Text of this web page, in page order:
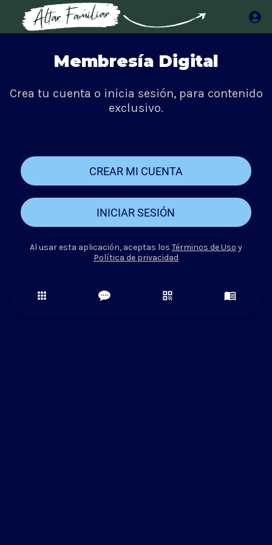
Membresía Digital
Crea tu cuenta o inicia sesión, para contenido
exclusivo.
CREAR MI CUENTA
INICIAR SESIÓN
Al usar esta aplicación, aceptas los Términos de Uso y
Política de privacidad